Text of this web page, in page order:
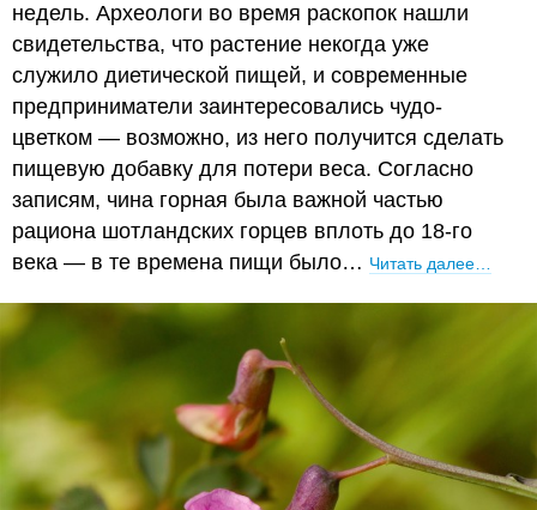
недель. Археологи во время раскопок нашли
свидетельства, что растение некогда уже
служило диетической пищей, и современные
предприниматели заинтересовались чудо-
цветком — возможно, из него получится сделать
пищевую добавку для потери веса. Согласно
записям, чина горная была важной частью
рациона шотландских горцев вплоть до 18-го
века — в те времена пищи было… Читать далее…